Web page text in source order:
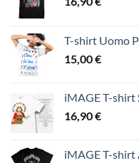
T-shirt Uomo
15,00€
iMAGE T-shirt
16,90€
iMAGE T-shirt